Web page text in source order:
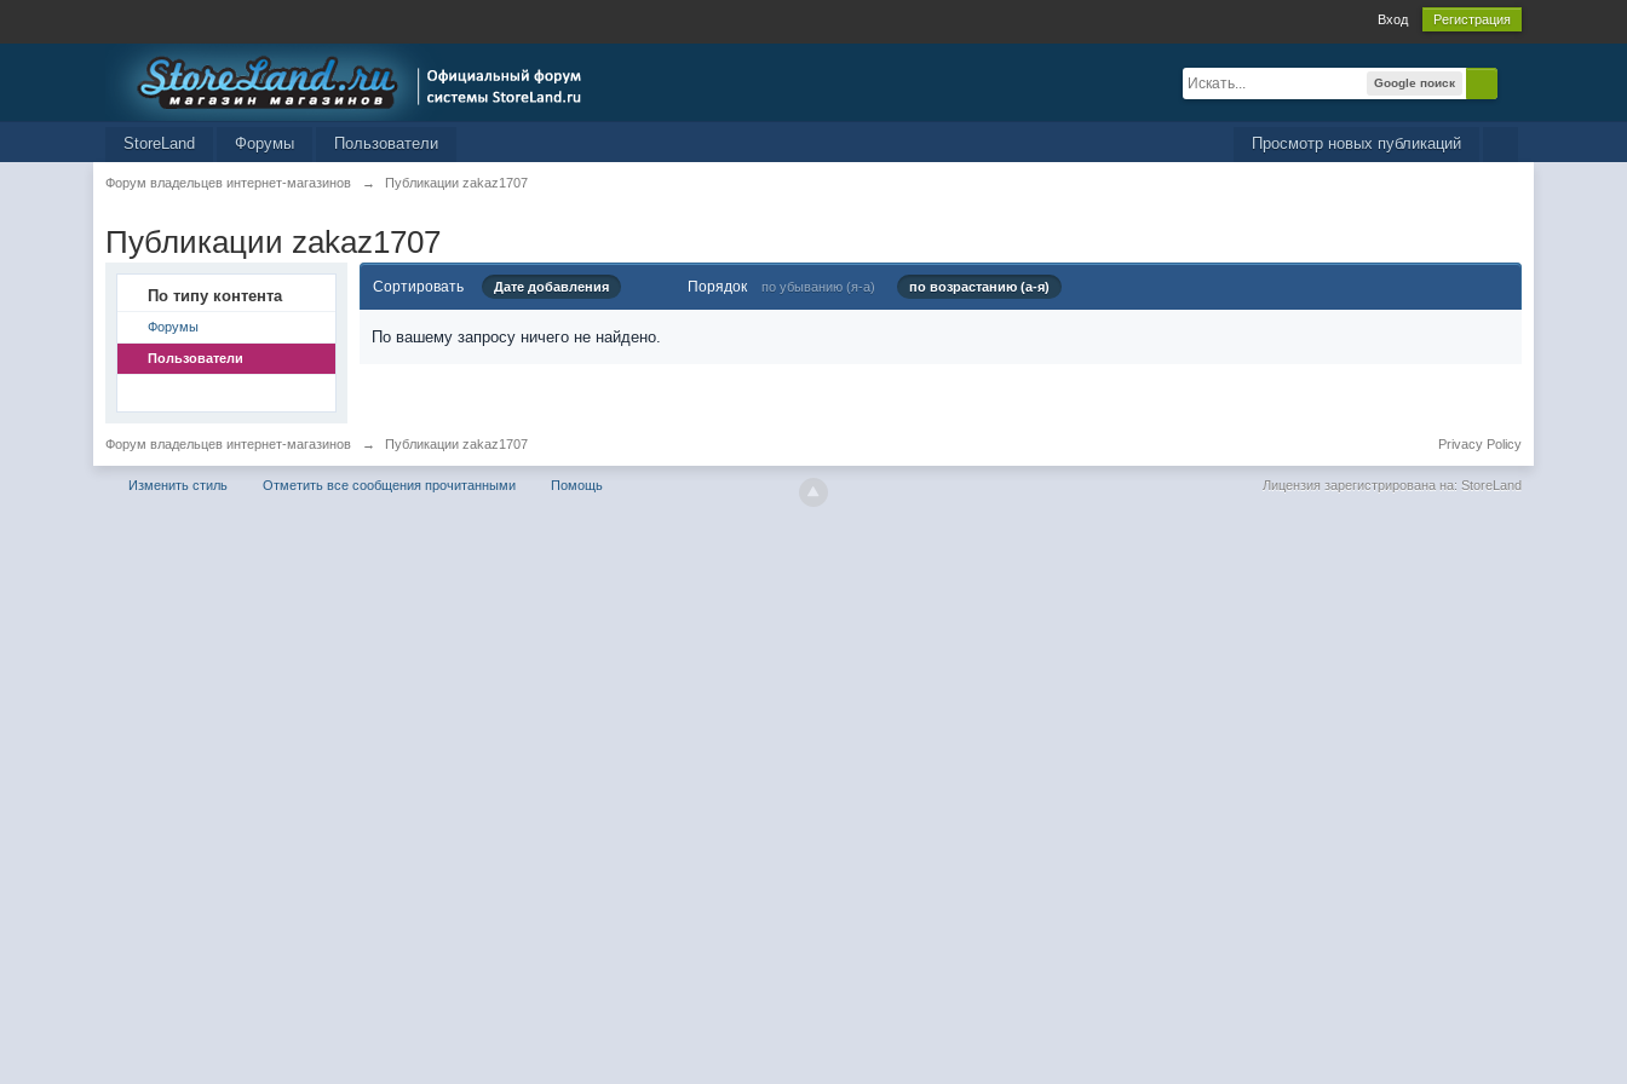
Вход Регистрация
Google поиск
Просмотр новых публикаций
StoreLand Форумы Пользователи
Форум владельцев интернет-магазинов → Публикации zakaz1707
Публикации zakaz1707
По типу контента
Форумы
Пользователи
Сортировать Дате добавления Порядок по убыванию (я-а) по возрастанию (а-я)
По вашему запросу ничего не найдено.
Форум владельцев интернет-магазинов → Публикации zakaz1707 Privacy Policy
Изменить стиль Отметить все сообщения прочитанными Помощь Лицензия зарегистрирована на: StoreLand